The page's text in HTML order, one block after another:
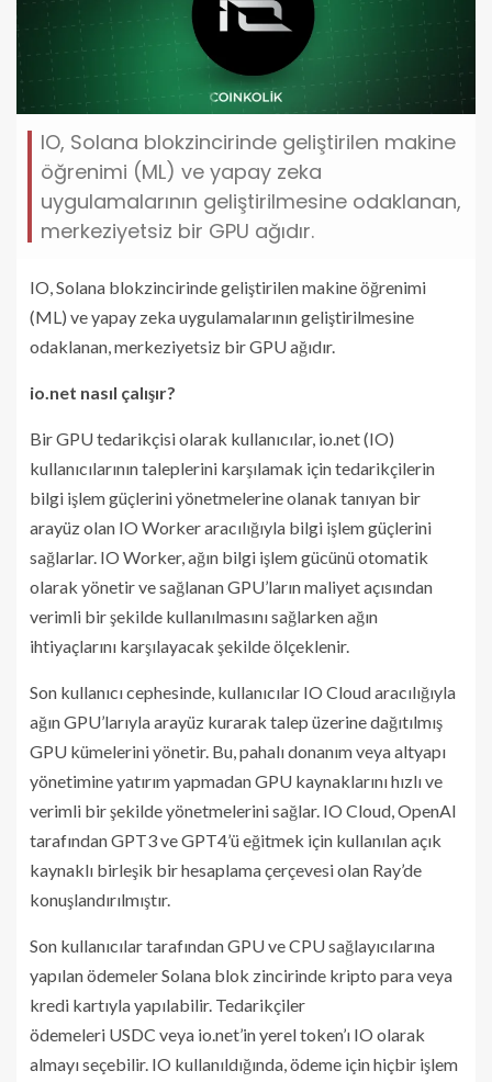
IO, Solana blokzincirinde geliştirilen makine
öğrenimi (ML) ve yapay zeka
uygulamalarının geliştirilmesine odaklanan,
merkeziyetsiz bir GPU ağıdır.
IO, Solana blokzincirinde geliştirilen makine öğrenimi
(ML) ve yapay zeka uygulamalarının geliştirilmesine
odaklanan, merkeziyetsiz bir GPU ağıdır.
io.net nasıl çalışır?
Bir GPU tedarikçisi olarak kullanıcılar, io.net (IO)
kullanıcılarının taleplerini karşılamak için tedarikçilerin
bilgi işlem güçlerini yönetmelerine olanak tanıyan bir
arayüz olan IO Worker aracılığıyla bilgi işlem güçlerini
sağlarlar. IO Worker, ağın bilgi işlem gücünü otomatik
olarak yönetir ve sağlanan GPU’ların maliyet açısından
verimli bir şekilde kullanılmasını sağlarken ağın
ihtiyaçlarını karşılayacak şekilde ölçeklenir.
Son kullanıcı cephesinde, kullanıcılar IO Cloud aracılığıyla
ağın GPU’larıyla arayüz kurarak talep üzerine dağıtılmış
GPU kümelerini yönetir. Bu, pahalı donanım veya altyapı
yönetimine yatırım yapmadan GPU kaynaklarını hızlı ve
verimli bir şekilde yönetmelerini sağlar. IO Cloud, OpenAI
tarafından GPT3 ve GPT4’ü eğitmek için kullanılan açık
kaynaklı birleşik bir hesaplama çerçevesi olan Ray’de
konuşlandırılmıştır.
Son kullanıcılar tarafından GPU ve CPU sağlayıcılarına
yapılan ödemeler Solana blok zincirinde kripto para veya
kredi kartıyla yapılabilir. Tedarikçiler
ödemeleri USDC veya io.net’in yerel token’ı IO olarak
almayı seçebilir. IO kullanıldığında, ödeme için hiçbir işlem